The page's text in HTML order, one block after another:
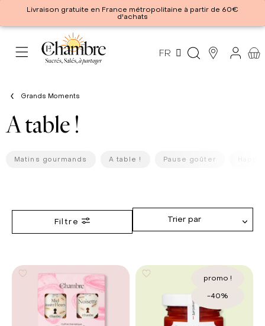
Livraison gratuite en France métropolitaine à partir de 60€
d'achats
FR
Grands Moments
A table !
Matins gourmands A table ! Pause goûter
Filtre Trier par
promo !
-40%